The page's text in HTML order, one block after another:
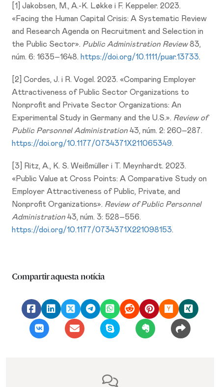
[1] Jakobsen, M., A.-K. Løkke i F. Keppeler. 2023.
«Facing the Human Capital Crisis: A Systematic Review
and Research Agenda on Recruitment and Selection in
the Public Sector». Public Administration Review83,
núm. 6: 1635–1648. https://doi.org/10.1111/puar.13733.
[2] Cordes, J. i R. Vogel. 2023. «Comparing Employer
Attractiveness of Public Sector Organizations to
Nonprofit and Private Sector Organizations: An
Experimental Study in Germany and the U.S.». Review of
Public Personnel Administration 43, núm. 2: 260–287.
https://doi.org/10.1177/0734371X211065349.
[3] Ritz, A., K. S. Weißmüller i T. Meynhardt. 2023.
«Public Value at Cross Points: A Comparative Study on
Employer Attractiveness of Public, Private, and
Nonprofit Organizations». Review of Public Personnel
Administration 43, núm. 3: 528–556.
https://doi.org/10.1177/0734371X221098153.
Compartir aquesta notícia